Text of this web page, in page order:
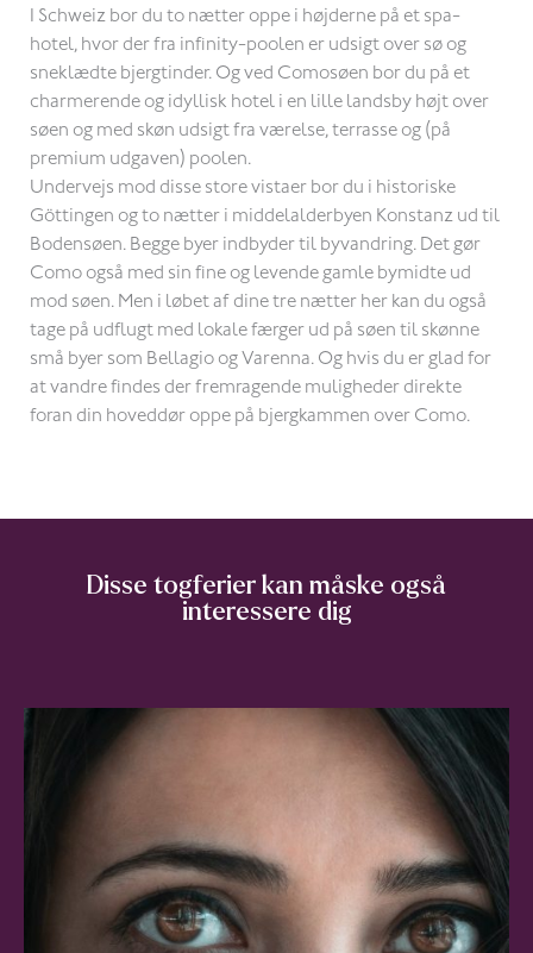
I Schweiz bor du to nætter oppe i højderne på et spa-
hotel, hvor der fra infinity-poolen er udsigt over sø og
sneklædte bjergtinder. Og ved Comosøen bor du på et
charmerende og idyllisk hotel i en lille landsby højt over
søen og med skøn udsigt fra værelse, terrasse og (på
premium udgaven) poolen.
Undervejs mod disse store vistaer bor du i historiske
Göttingen og to nætter i middelalderbyen Konstanz ud til
Bodensøen. Begge byer indbyder til byvandring. Det gør
Como også med sin fine og levende gamle bymidte ud
mod søen. Men i løbet af dine tre nætter her kan du også
tage på udflugt med lokale færger ud på søen til skønne
små byer som Bellagio og Varenna. Og hvis du er glad for
at vandre findes der fremragende muligheder direkte
foran din hoveddør oppe på bjergkammen over Como.
Disse togferier kan måske også
interessere dig